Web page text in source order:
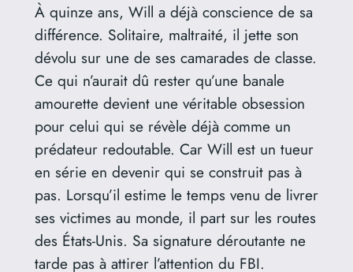
À quinze ans, Will a déjà conscience de sa
différence. Solitaire, maltraité, il jette son
dévolu sur une de ses camarades de classe.
Ce qui n’aurait dû rester qu’une banale
amourette devient une véritable obsession
pour celui qui se révèle déjà comme un
prédateur redoutable. Car Will est un tueur
en série en devenir qui se construit pas à
pas. Lorsqu’il estime le temps venu de livrer
ses victimes au monde, il part sur les routes
des États-Unis. Sa signature déroutante ne
tarde pas à attirer l’attention du FBI.